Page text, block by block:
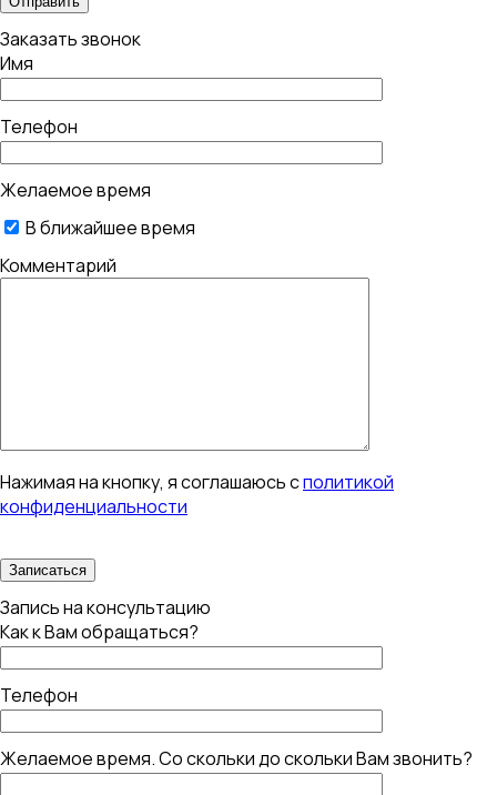
Заказать звонок
Имя
Телефон
Желаемое время
В ближайшее время
Комментарий
Нажимая на кнопку, я соглашаюсь сполитикой
конфиденциальности
Запись на консультацию
Как к Вам обращаться?
Телефон
Желаемое время. Со скольки до скольки Вам звонить?